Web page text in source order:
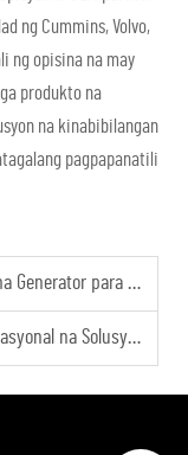
ng Cummins, Volvo,
ng opisina na may
produkto na
na kinabibilangan
pagpapanatili
sa mga Internasyonal na Ahente?
Pandaigdigang Proyekto ng Data Center?